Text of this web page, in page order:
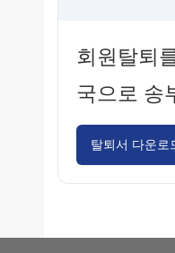
회원탈퇴
국으로 송
탈퇴서 다운로